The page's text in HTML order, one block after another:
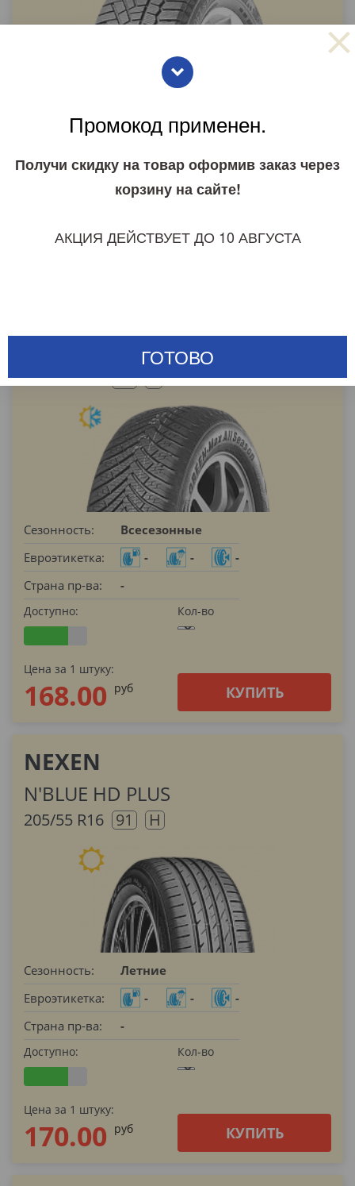
Промокод применен.
Получи скидку на товар оформив заказ через
корзину на сайте!
АКЦИЯ ДЕЙСТВУЕТ ДО 10 АВГУСТА
ГОТОВО
Зимние
Евроэтикетка:
Доступно: Кол-во
209.00pуб
GREEN-MAX ALL SEASON
205/55 R16 91 V
Сезонность:
Всесезонные
Евроэтикетка:
- -
-
Страна пр-ва:
-
Доступно: Кол-во
Цена за 1 штуку:
168.00 pуб КУПИТЬ
NEXEN
N'BLUE HD PLUS
205/55 R16 91 H
Сезонность:
Летние
Евроэтикетка:
- -
-
Страна пр-ва:
-
Доступно: Кол-во
Цена за 1 штуку:
170.00 pуб КУПИТЬ